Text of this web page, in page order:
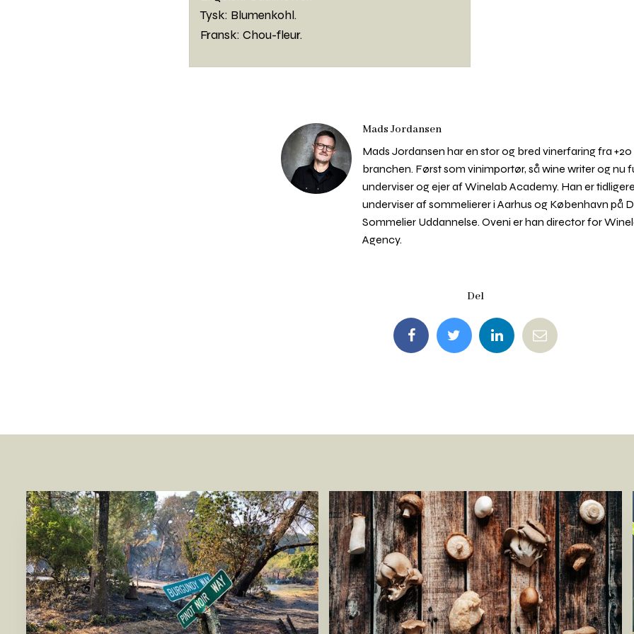
Tysk: Blumenkohl.
Fransk: Chou-fleur.
Mads Jordansen
Mads Jordansen har en stor og bred vinerfaring fra +20
branchen. Først som vinimportør, så wine writer og nu
underviser og ejer af Winelab Academy. Han er tidligere
underviser af sommelierer i Aarhus og København på
Sommelier Uddannelse. Oveni er han director for
Agency.
Del